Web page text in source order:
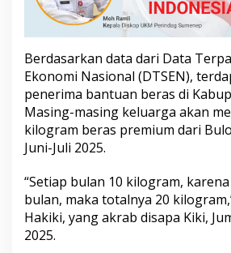
a
s
B
a
p
a
n
g
Berdasarkan data dari Data
Ekonomi Nasional (DTSEN),
penerima bantuan beras di
Masing-masing keluarga akan
kilogram beras premium dari
Juni-Juli 2025.
“Setiap bulan 10 kilogram,
bulan, maka totalnya 20
Hakiki, yang akrab disapa Kiki,
2025.